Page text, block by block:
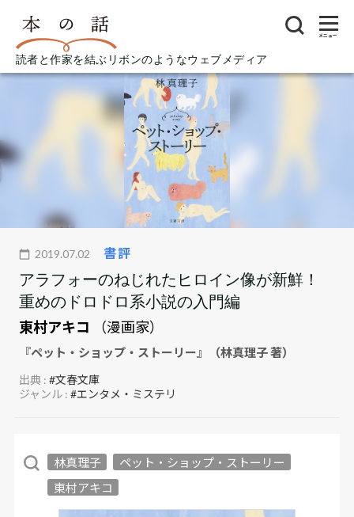
読者と作家を結ぶリボンのようなウェブメディア
メニュー
2019.07.02 書評
アラフォーのねじれたヒロイン像が新鮮！
重めのドロドロ系小説の入門編
東村アキコ
（漫画家）
『ペット・ショップ・ストーリー』（林真理子 著）
出典 :#文春文庫
ジャンル :#エンタメ・ミステリ
林真理子
ペット・ショップ・ストーリー
東村アキコ